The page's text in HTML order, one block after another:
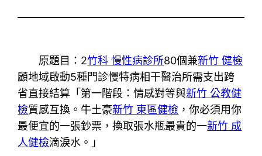
原題目：2竹科 慢性病診所80個兼新竹 健檢
顧地域啟動5種門診慢特病相干醫治所需支出跨
省直接結算「第一階段：情感對等與新竹 公教健
檢質感互換。牛土豪新竹 東區健檢 ，你必須用你
最便宜的一張鈔票，換取張水瓶最貴的一新竹 成
人健檢滴淚水。」